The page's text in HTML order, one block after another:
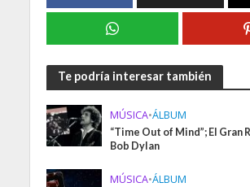
Te podría interesar también
MÚSICA•ÁLBUM
“Time Out of Mind”; El Gran
Bob Dylan
MÚSICA•ÁLBUM